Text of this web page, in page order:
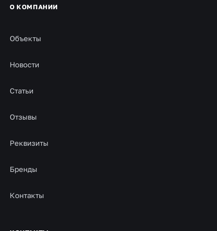
О КОМПАНИИ
Объекты
Новости
Статьи
Отзывы
Реквизиты
Бренды
Контакты